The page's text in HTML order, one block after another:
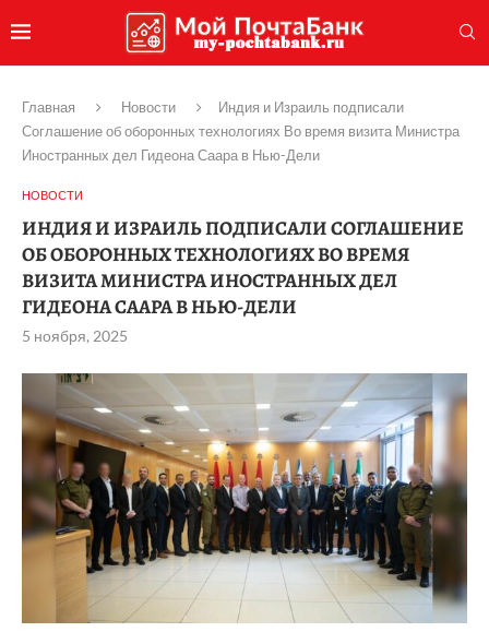
Главная Новости
Индия и Израиль подписали
Соглашение об оборонных технологиях Во время визита Министра
Иностранных дел Гидеона Саара в Нью-Дели
НОВОСТИ
ИНДИЯ И ИЗРАИЛЬ ПОДПИСАЛИ СОГЛАШЕНИЕ
ОБ ОБОРОННЫХ ТЕХНОЛОГИЯХ ВО ВРЕМЯ
ВИЗИТА МИНИСТРА ИНОСТРАННЫХ ДЕЛ
ГИДЕОНА СААРА В НЬЮ-ДЕЛИ
5 ноября, 2025